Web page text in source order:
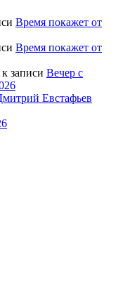
Время покажет от
Время покажет от
к записи Вечер с
Евстафьев